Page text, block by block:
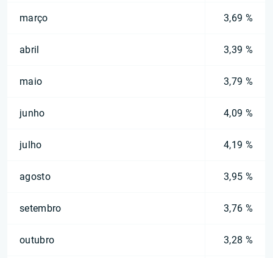
março 3,69 %
abril 3,39 %
maio 3,79 %
junho 4,09 %
julho 4,19 %
agosto 3,95 %
setembro 3,76 %
outubro 3,28 %